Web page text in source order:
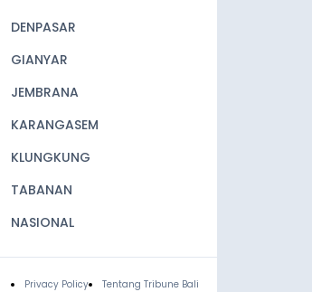
DENPASAR
GIANYAR
JEMBRANA
KARANGASEM
KLUNGKUNG
TABANAN
NASIONAL
Privacy Policy
Tentang Tribune Bali